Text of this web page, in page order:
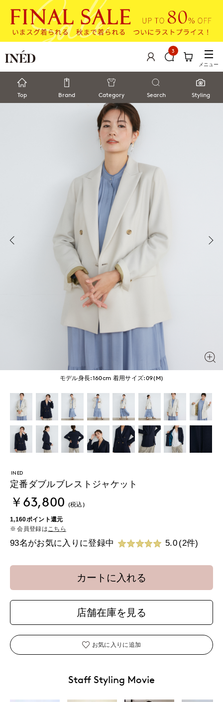
3
メニュー
Top Brand Category Search Styling
モデル身長:160cm 着用サイズ:09(M)
INED
定番ダブルブレストジャケット
￥63,800 (税込)
1,160ポイント還元
会員登録は こちら
93名がお気に入りに登録中 5.0 (2件)
カートに入れる
店舗在庫を見る
お気に入りに追加
Staff Styling Movie